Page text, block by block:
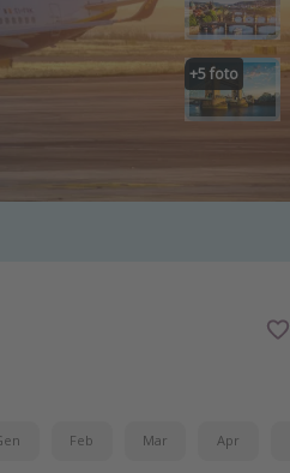
+5foto
Feb Mar Apr